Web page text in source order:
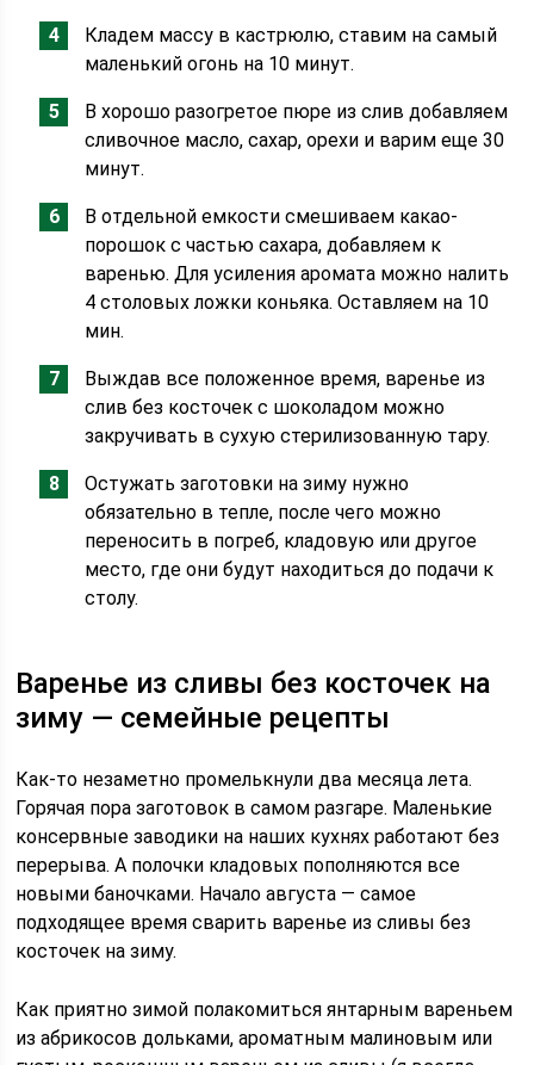
Кладем массу в кастрюлю, ставим на самый
маленький огонь на 10 минут.
В хорошо разогретое пюре из слив добавляем
сливочное масло, сахар, орехи и варим еще 30
минут.
В отдельной емкости смешиваем какао-
порошок с частью сахара, добавляем к
варенью. Для усиления аромата можно налить
4 столовых ложки коньяка. Оставляем на 10
мин.
Выждав все положенное время, варенье из
слив без косточек с шоколадом можно
закручивать в сухую стерилизованную тару.
Остужать заготовки на зиму нужно
обязательно в тепле, после чего можно
переносить в погреб, кладовую или другое
место, где они будут находиться до подачи к
столу.
Варенье из сливы без косточек на
зиму — семейные рецепты
Как-то незаметно промелькнули два месяца лета.
Горячая пора заготовок в самом разгаре. Маленькие
консервные заводики на наших кухнях работают без
перерыва. А полочки кладовых пополняются все
новыми баночками. Начало августа — самое
подходящее время сварить варенье из сливы без
косточек на зиму.
Как приятно зимой полакомиться янтарным вареньем
из абрикосов дольками, ароматным малиновым или